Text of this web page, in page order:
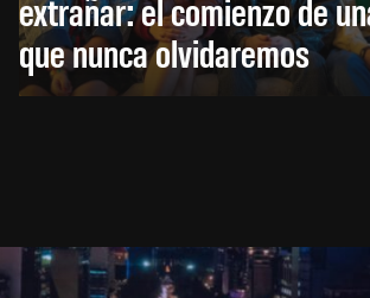
extrañar: el comienzo de
que nunca olvidaremos